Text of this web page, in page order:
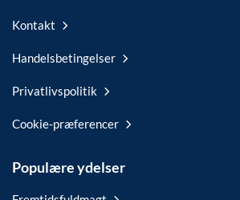
Kontakt
Handelsbetingelser
Privatlivspolitik
Cookie-præferencer
Populære ydelser